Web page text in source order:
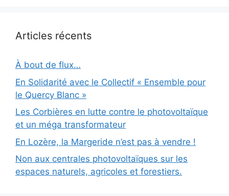
Articles récents
À bout de flux…
En Solidarité avec le Collectif « Ensemble pour
le Quercy Blanc »
Les Corbières en lutte contre le photovoltaïque
et un méga transformateur
En Lozère, la Margeride n’est pas à vendre !
Non aux centrales photovoltaïques sur les
espaces naturels, agricoles et forestiers.